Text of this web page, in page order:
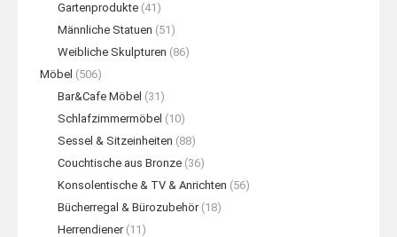
Gartenprodukte (41)
Männliche Statuen (51)
Weibliche Skulpturen (86)
Möbel (506)
Bar&Cafe Möbel (31)
Schlafzimmermöbel (10)
Sessel & Sitzeinheiten (88)
Couchtische aus Bronze (36)
Konsolentische & TV & Anrichten (56)
Bücherregal & Bürozubehör (18)
Herrendiener (11)